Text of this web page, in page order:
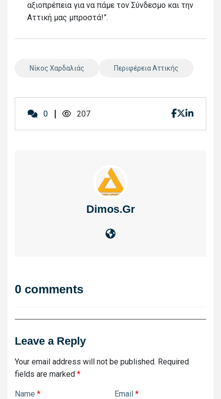
αξιοπρέπεια για να πάμε τον Σύνδεσμο και την
Αττική μας μπροστά!”.
Νίκος Χαρδαλιάς Περιφέρεια Αττικής
0 207
Dimos.gr
0 comments
Leave a Reply
Your email address will not be published. Required
fields are marked *
Name * Email *